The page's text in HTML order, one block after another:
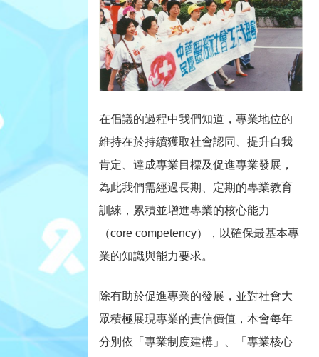
在倡議的過程中我們知道，專業地位的
維持在於持續獲取社會認同、提升自我
肯定、達成專業目標及促進專業發展，
為此我們需經過長期、定期的專業教育
訓練，累積並增進專業的核心能力
（core competency），以確保最基本專
業的知識與能力要求。
除有助於促進專業的發展，並對社會大
眾積極展現專業的責信價值，本會每年
分別依「專業制度建構」、「專業核心